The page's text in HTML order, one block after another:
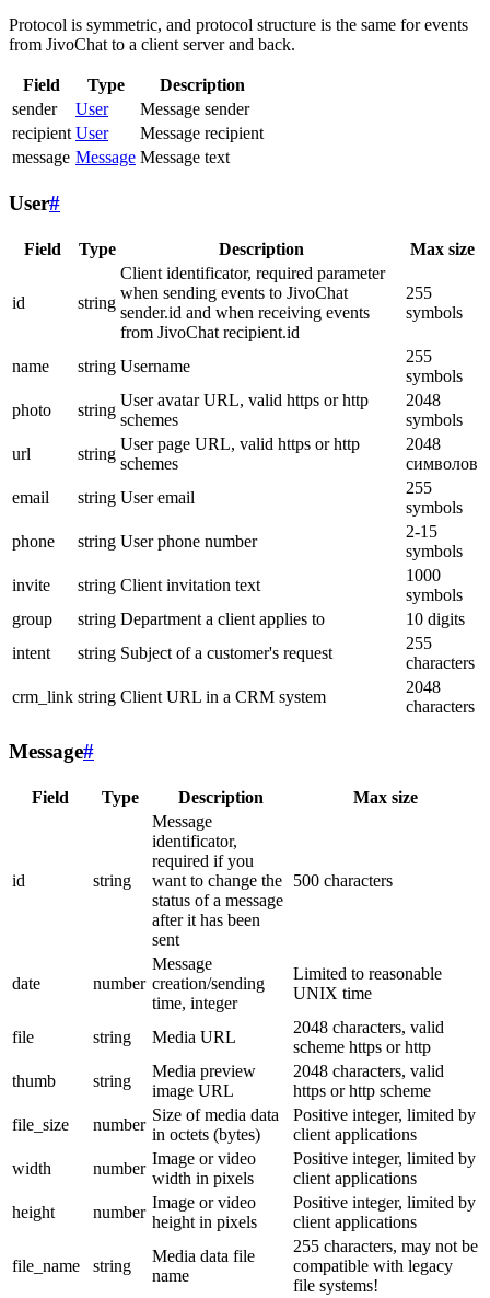
Protocol is symmetric, and protocol structure is the same for events
from JivoChat to a client server and back.
Field Type
Description
sender
User
Message sender
recipient User
Message recipient
message Message Message text
User#
Field Type Description Max size
id string
Client identificator, required parameter
when sending events to JivoChat
sender.id and when receiving events
from JivoChat recipient.id
255
symbols
name string Username
255
symbols
photo
string
User avatar URL, valid https or http
schemes
2048
symbols
url
string
User page URL, valid https or http
schemes
2048
символов
email
string User email
255
symbols
phone
string User phone number
2-15
symbols
invite
string Client invitation text
1000
symbols
group
string Department a client applies to
10 digits
intent
string Subject of a customer's request
255
characters
crm_link string Client URL in a CRM system
2048
characters
Message#
Field Type Description Max size
id string
Message
identificator,
required if you
want to change the
status of a message
after it has been
sent
500 characters
date number
Message
creation/sending
time, integer
Limited to reasonable
UNIX time
file string Media URL
2048 characters, valid
scheme https or http
thumb
string
Media preview
image URL
2048 characters, valid
https or http scheme
file_size
number
Size of media data
in octets (bytes)
Positive integer, limited by
client applications
width
number
Image or video
width in pixels
Positive integer, limited by
client applications
height
number
Image or video
height in pixels
Positive integer, limited by
client applications
file_name string
Media data file
name
255 characters, may not be
compatible with legacy
file systems!